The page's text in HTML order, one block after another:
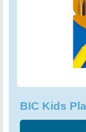
auf die
Kreativität
selbstgemachten